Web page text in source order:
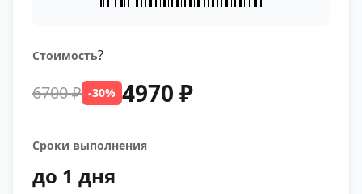
Стоимость?
6700 ₽ -30% 4970 ₽
Сроки выполнения
до 1 дня